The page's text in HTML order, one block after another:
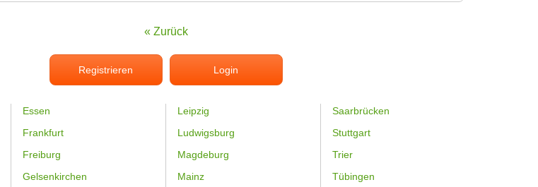
« Zurück
Registrieren Login
Essen
Frankfurt
Freiburg
Gelsenkirchen
Leipzig
Ludwigsburg
Magdeburg
Mainz
Saarbrücken
Stuttgart
Trier
Tübingen